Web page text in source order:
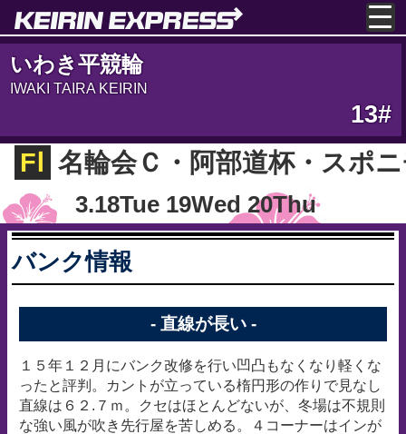
いわき平競輪
IWAKI TAIRA KEIRIN
13#
FⅠ 名輪会Ｃ・阿部道杯・スポ
3.18Tue 19Wed 20Thu
バンク情報
- 直線が長い -
１５年１２月にバンク改修を行い凹凸もなくなり軽くな
ったと評判。カントが立っている楕円形の作りで見なし
直線は６２.７ｍ。クセはほとんどないが、冬場は不規則
な強い風が吹き先行屋を苦しめる。４コーナーはインが